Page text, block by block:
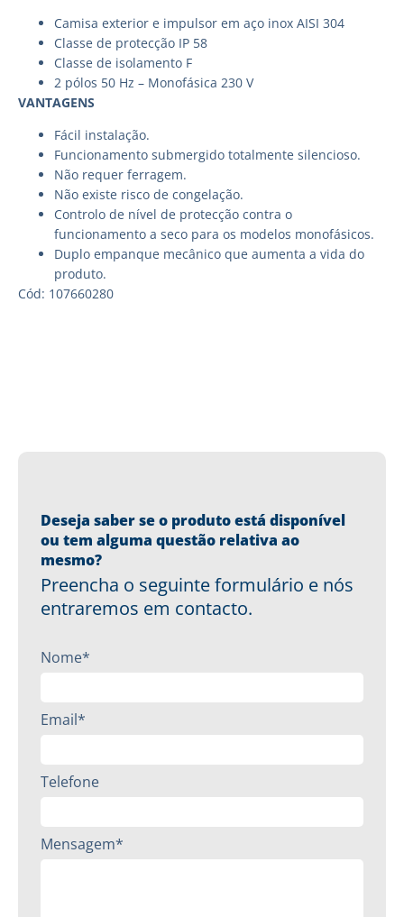
Camisa exterior e impulsor em aço inox AISI 304
Classe de protecção IP 58
Classe de isolamento F
2 pólos 50 Hz – Monofásica 230 V
VANTAGENS
Fácil instalação.
Funcionamento submergido totalmente silencioso.
Não requer ferragem.
Não existe risco de congelação.
Controlo de nível de protecção contra o
funcionamento a seco para os modelos monofásicos.
Duplo empanque mecânico que aumenta a vida do
produto.
Cód: 107660280
Deseja saber se o produto está disponível
ou tem alguma questão relativa ao
mesmo?
Preencha o seguinte formulário e nós
entraremos em contacto.
Nome*
Email*
Telefone
Mensagem*